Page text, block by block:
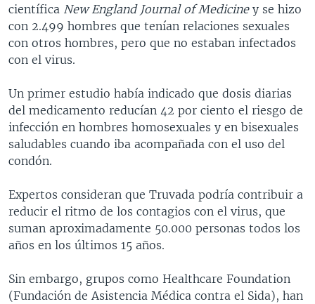
científica New England Journal of Mediciney se hizo
con 2.499 hombres que tenían relaciones sexuales
con otros hombres, pero que no estaban infectados
con el virus.
Un primer estudio había indicado que dosis diarias
del medicamento reducían 42 por ciento el riesgo de
infección en hombres homosexuales y en bisexuales
saludables cuando iba acompañada con el uso del
condón.
Expertos consideran que Truvada podría contribuir a
reducir el ritmo de los contagios con el virus, que
suman aproximadamente 50.000 personas todos los
años en los últimos 15 años.
Sin embargo, grupos como Healthcare Foundation
(Fundación de Asistencia Médica contra el Sida), han